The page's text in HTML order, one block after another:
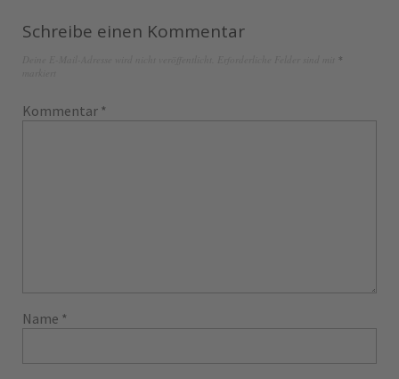
Schreibe einen Kommentar
*
Kommentar *
Name *